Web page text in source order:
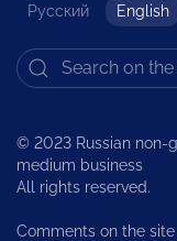
Русский English
© 2023 Russian non-
medium business
All rights reserved.
Comments on the